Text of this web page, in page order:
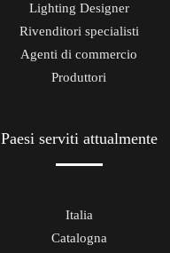
Lighting Designer
Rivenditori specialisti
Agenti di commercio
Produttori
Paesi serviti attualmente
Italia
Catalogna